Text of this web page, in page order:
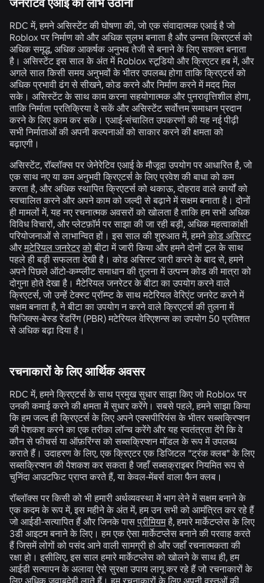
RDC में, हमने असिस्टेंट की घोषणा की, जो एक संवादात्मक एआई है जो
Roblox पर निर्माण को और अधिक सुलभ बनाता है और उन्नत क्रिएटर्स को
अधिक समृद्ध, अधिक आकर्षक अनुभव तेजी से बनाने के लिए सशक्त बनाता
है। असिस्टेंट इस साल के अंत में Roblox स्टूडियो और क्रिएटर हब में, और
अगले साल किसी समय अनुभवों के भीतर उपलब्ध होगा ताकि क्रिएटर्स को
अधिक प्रभावी ढंग से सीखने, कोड करने और निर्माण करने में मदद मिल
सके। असिस्टेंट के साथ काम करना सहयोगात्मक और पुनरावृत्तिशील होगा,
ताकि निर्माता प्रतिक्रिया दे सकें और असिस्टेंट सर्वोत्तम समाधान प्रदान
करने के लिए काम कर सके। एआई-संचालित उपकरणों की यह नई पीढ़ी
सभी निर्माताओं की अपनी कल्पनाओं को साकार करने की क्षमता को
बढ़ाएगी।
असिस्टेंट, रॉब्लॉक्स पर जेनेरेटिव एआई के मौजूदा उपयोग पर आधारित है, जो
एक साथ नए या कम अनुभवी क्रिएटर्स के लिए प्रवेश की बाधा को कम
करता है, और अधिक स्थापित क्रिएटर्स को थकाऊ, दोहराव वाले कार्यों को
स्वचालित करने और अपने काम को जल्दी से बढ़ाने में सक्षम बनाता है। दोनों
ही मामलों में, यह नए रचनात्मक अवसरों को खोलता है ताकि हम सभी अधिक
विविध विचारों, और प्लेटफ़ॉर्म पर साझा की जा रही बड़ी, अधिक महत्वाकांक्षी
परियोजनाओं से लाभान्वित हों। इस साल की शुरुआत में, हमनेकोड असिस्ट
औरमटेरियल जनरेटर कोबीटा में जारी किया और हमने दोनों टूल के साथ
पहले ही बड़ी सफलता देखी है। कोड असिस्ट जारी करने के बाद से, हमने
अपने पिछले ऑटो-कम्प्लीट समाधान की तुलना में उत्पन्न कोड की मात्रा को
दोगुना होते देखा है। मैटेरियल जनरेटर के बीटा का उपयोग करने वाले
क्रिएटर्स, जो उन्हें टेक्स्ट प्रॉम्प्ट के साथ मटेरियल वेरिएंट जनरेट करने में
सक्षम बनाता है, ने बीटा का उपयोग न करने वाले क्रिएटर्स की तुलना में
फिजिक्स-बेस्ड रेंडरिंग (PBR) मटेरियल वेरिएशन्स का उपयोग 50 प्रतिशत
से अधिक बढ़ा दिया है।
रचनाकारों के लिए आर्थिक अवसर
RDC में, हमने क्रिएटर्स के साथ प्रमुख सुधार साझा किए जो Roblox पर
उनकी कमाई करने की क्षमता में सुधार करेंगे। सबसे पहले, हमने साझा किया
कि हम जल्द ही क्रिएटर्स के लिए अपने एक्सपीरियंस के भीतर सब्सक्रिप्शन
की पेशकश करने का एक तरीका लॉन्च करेंगे और यह स्वतंत्रता देंगे कि वे
कौन से फीचर्स या ऑफ़रिंग्स को सब्सक्रिप्शन मॉडल के रूप में उपलब्ध
कराते हैं। उदाहरण के लिए, एक क्रिएटर एक डिजिटल "ट्रंक क्लब" के लिए
सब्सक्रिप्शन की पेशकश कर सकता है जहाँ सब्सक्राइबर नियमित रूप से
चुनिंदा आउटफिट प्राप्त करते हैं, या केवल-मेंबर्स वाला फैन क्लब।
रॉब्लॉक्स पर किसी को भी हमारी अर्थव्यवस्था में भाग लेने में सक्षम बनाने के
एक कदम के रूप में, इस महीने के अंत में, हम उन सभी को आमंत्रित कर रहे हैं
जो आईडी-सत्यापित हैं और जिनके पासप्रीमियमहै, हमारे मार्केटप्लेस के लिए
3डी आइटम बनाने के लिए। हम एक ऐसा मार्केटप्लेस बनाने की परवाह करते
हैं जिसमें लोगों को पसंद आने वाली सामग्री हो और जहाँ रचनात्मकता की
रक्षा हो। इसीलिए, इस साल हमारे मार्केटप्लेस को खोलने के साथ ही, हम
आईडी सत्यापन के अलावा ऐसे सुरक्षा उपाय लागू कर रहे हैं जो रचनाकारों के
लिए अधिक जवाबदेही लाते हैं। हम रचनाकारों के लिए अपनी वस्तुओं की